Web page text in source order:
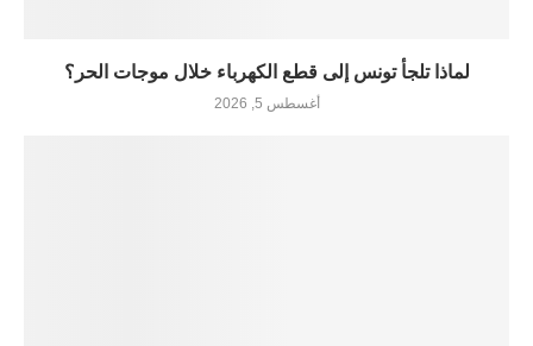
لماذا تلجأ تونس إلى قطع الكهرباء خلال موجات الحر؟
أغسطس 5, 2026